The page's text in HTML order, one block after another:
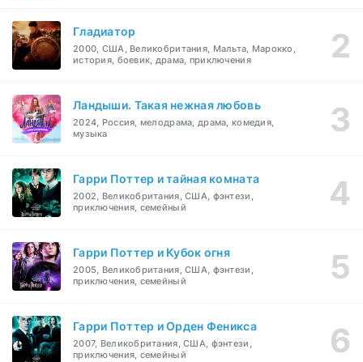
Гладиатор
2000, США, Великобритания, Мальта, Марокко,
история, боевик, драма, приключения
Ландыши. Такая нежная любовь
2024, Россия, мелодрама, драма, комедия,
музыка
Гарри Поттер и тайная комната
2002, Великобритания, США, фэнтези,
приключения, семейный
Гарри Поттер и Кубок огня
2005, Великобритания, США, фэнтези,
приключения, семейный
Гарри Поттер и Орден Феникса
2007, Великобритания, США, фэнтези,
приключения, семейный